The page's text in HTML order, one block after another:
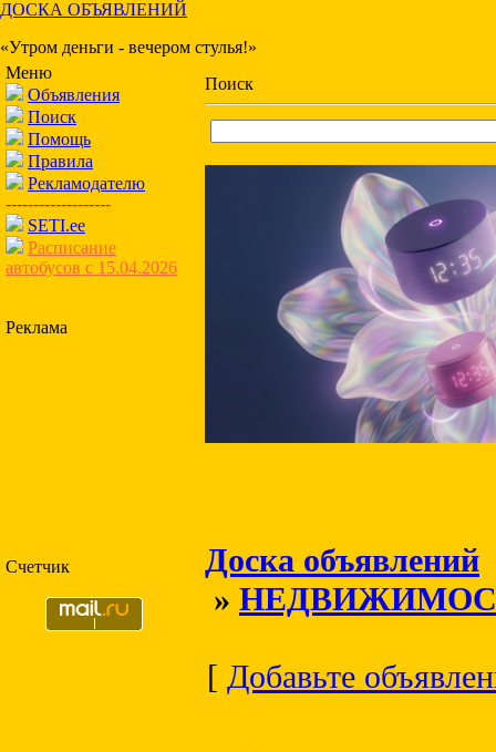
ДОСКА ОБЪЯВЛЕНИЙ
«Утром деньги - вечером стулья!»
Меню
Объявления
Поиск
Помощь
Правила
Рекламодателю
-------------------
SETI.ee
Расписание
автобусов с 15.04.2026
Реклама
Счетчик
Поиск
Доска объявлений
»
[ Добавьте